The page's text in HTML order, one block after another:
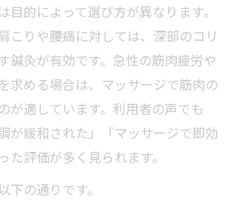
目的によって選び方が異なります。
こりや腰痛に対しては、深部のコリ
鍼灸が有効です。急性の筋肉疲労や
求める場合は、マッサージで筋肉の
が適しています。利用者の声でも
が緩和された」「マッサージで即効
た評価が多く見られます。
下の通りです。